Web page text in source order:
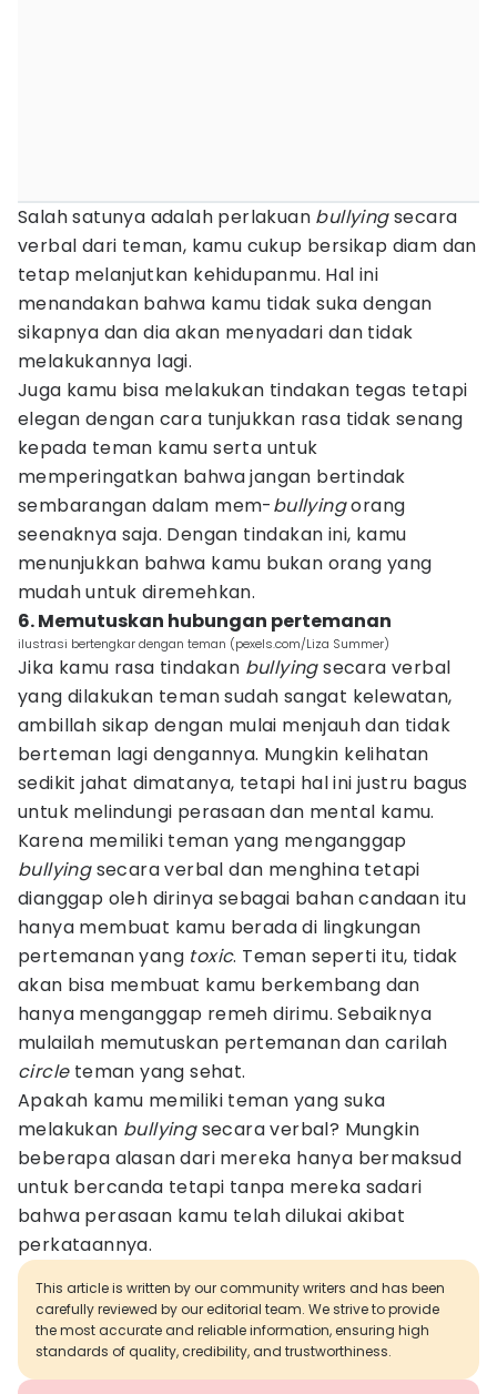
Salah satunya adalah perlakuan bullyingsecara
verbal dari teman, kamu cukup bersikap diam dan
tetap melanjutkan kehidupanmu. Hal ini
menandakan bahwa kamu tidak suka dengan
sikapnya dan dia akan menyadari dan tidak
melakukannya lagi.
Juga kamu bisa melakukan tindakan tegas tetapi
elegan dengan cara tunjukkan rasa tidak senang
kepada teman kamu serta untuk
memperingatkan bahwa jangan bertindak
sembarangan dalam mem-bullyingorang
seenaknya saja. Dengan tindakan ini, kamu
menunjukkan bahwa kamu bukan orang yang
mudah untuk diremehkan.
6. Memutuskan hubungan pertemanan
ilustrasi bertengkar dengan teman (pexels.com/Liza Summer)
Jika kamu rasa tindakan bullyingsecara verbal
yang dilakukan teman sudah sangat kelewatan,
ambillah sikap dengan mulai menjauh dan tidak
berteman lagi dengannya. Mungkin kelihatan
sedikit jahat dimatanya, tetapi hal ini justru bagus
untuk melindungi perasaan dan mental kamu.
Karena memiliki teman yang menganggap
bullyingsecara verbal dan menghina tetapi
dianggap oleh dirinya sebagai bahan candaan itu
hanya membuat kamu berada di lingkungan
pertemanan yang toxic. Teman seperti itu, tidak
akan bisa membuat kamu berkembang dan
hanya menganggap remeh dirimu. Sebaiknya
mulailah memutuskan pertemanan dan carilah
circleteman yang sehat.
Apakah kamu memiliki teman yang suka
melakukan bullyingsecara verbal? Mungkin
beberapa alasan dari mereka hanya bermaksud
untuk bercanda tetapi tanpa mereka sadari
bahwa perasaan kamu telah dilukai akibat
perkataannya.
This article is written by our community writers and has been
carefully reviewed by our editorial team. We strive to provide
the most accurate and reliable information, ensuring high
standards of quality, credibility, and trustworthiness.